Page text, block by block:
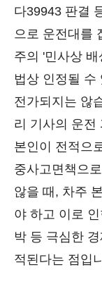
다39943 판결
으로 운전대를
주의 '민사상
법상 인정될 수
전가되지는 않
리 기사의 운전
본인이 전적으
중사고면책으
않을 때, 차주
야 하고 이로
박 등 극심한
적된다는 점입